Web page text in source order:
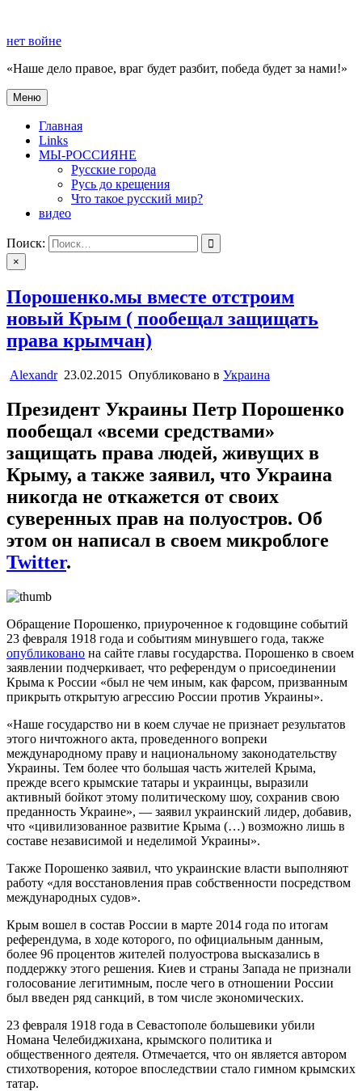
содержимому
нет войне
«Наше дело правое, враг будет разбит, победа будет за нами!»
нет войне
«Наше дело правое, враг будет разбит, победа будет за нами!»
Меню
Главная
Links
МЫ-РОССИЯНЕ
Русские города
Русь до крещения
Что такое русский мир?
видео
Поиск:
×
Порошенко.мы вместе отстроим
новый Крым ( пообещал защищать
права крымчан)
Alexandr 23.02.2015 Опубликовано в Украина
Президент Украины Петр Порошенко
пообещал «всеми средствами»
защищать права людей, живущих в
Крыму, а также заявил, что Украина
никогда не откажется от своих
суверенных прав на полуостров. Об
этом он написал в своем микроблоге
Twitter.
Обращение Порошенко, приуроченное к годовщине событий
23 февраля 1918 года и событиям минувшего года, также
опубликовано на сайте главы государства. Порошенко в своем
заявлении подчеркивает, что референдум о присоединении
Крыма к России «был не чем иным, как фарсом, призванным
прикрыть открытую агрессию России против Украины».
«Наше государство ни в коем случае не признает результатов
этого ничтожного акта, проведенного вопреки
международному праву и национальному законодательству
Украины. Тем более что большая часть жителей Крыма,
прежде всего крымские татары и украинцы, выразили
активный бойкот этому политическому шоу, сохранив свою
преданность Украине», — заявил украинский лидер, добавив,
что «цивилизованное развитие Крыма (…) возможно лишь в
составе независимой и неделимой Украины».
Также Порошенко заявил, что украинские власти выполняют
работу «для восстановления прав собственности посредством
международных судов».
Крым вошел в состав России в марте 2014 года по итогам
референдума, в ходе которого, по официальным данным,
более 96 процентов жителей полуострова высказались в
поддержку этого решения. Киев и страны Запада не признали
голосование легитимным, после чего в отношении России
был введен ряд санкций, в том числе экономических.
23 февраля 1918 года в Севастополе большевики убили
Номана Челебиджихана, крымского политика и
общественного деятеля. Отмечается, что он является автором
стихотворения, которое впоследствии стало гимном крымских
татар.